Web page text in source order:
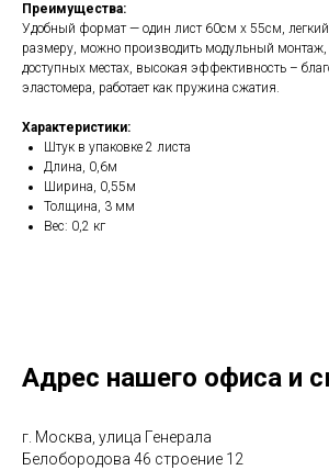
Преимущества:
Удобный формат — один лист 60см х 55см,
размеру, можно производить модульный монтаж,
доступных местах, высокая эффективность –
эластомера, работает как пружина сжатия.
Характеристики:
Штук в упаковке 2 листа
Длина, 0,6м
Ширина, 0,55м
Толщина, 3 мм
Вес: 0,2 кг
Адрес нашего офиса и
г. Москва, улица Генерала
Белобородова 46 строение 12